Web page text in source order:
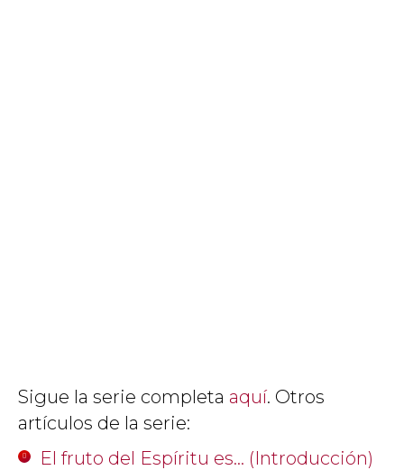
Sigue la serie completa aquí. Otros
artículos de la serie:
El fruto del Espíritu es… (Introducción)